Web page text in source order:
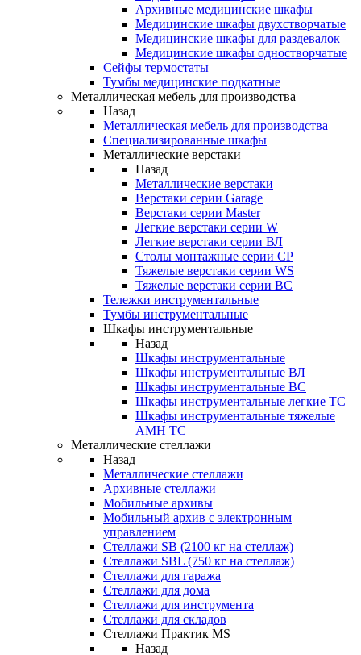
Архивные медицинские шкафы
Медицинские шкафы двухстворчатые
Медицинские шкафы для раздевалок
Медицинские шкафы одностворчатые
Сейфы термостаты
Тумбы медицинские подкатные
Металлическая мебель для производства
Назад
Металлическая мебель для производства
Cпециализированные шкафы
Металлические верстаки
Назад
Металлические верстаки
Верстаки серии Garage
Верстаки серии Master
Легкие верстаки серии W
Легкие верстаки серии ВЛ
Столы монтажные серии СР
Тяжелые верстаки серии WS
Тяжелые верстаки серии ВС
Тележки инструментальные
Тумбы инструментальные
Шкафы инструментальные
Назад
Шкафы инструментальные
Шкафы инструментальные ВЛ
Шкафы инструментальные ВС
Шкафы инструментальные легкие ТС
Шкафы инструментальные тяжелые
AMH TC
Металлические стеллажи
Назад
Металлические стеллажи
Архивные стеллажи
Мобильные архивы
Мобильный архив с электронным
управлением
Стеллажи SB (2100 кг на стеллаж)
Стеллажи SBL (750 кг на стеллаж)
Стеллажи для гаража
Стеллажи для дома
Стеллажи для инструмента
Стеллажи для складов
Стеллажи Практик MS
Назад